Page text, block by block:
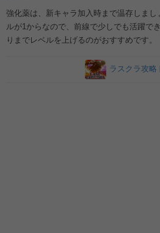
強化薬は、新キャラ加入時まで温存しま
ルが1からなので、前線で少しでも活躍で
りまでレベルを上げるのがおすすめです。
ラスクラ攻略